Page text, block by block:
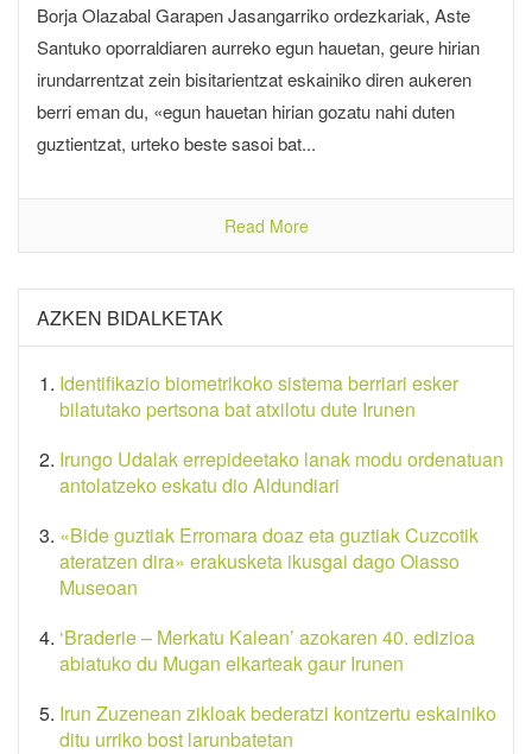
Borja Olazabal Garapen Jasangarriko ordezkariak, Aste
Santuko oporraldiaren aurreko egun hauetan, geure hirian
irundarrentzat zein bisitarientzat eskainiko diren aukeren
berri eman du, «egun hauetan hirian gozatu nahi duten
guztientzat, urteko beste sasoi bat...
Read More
AZKEN BIDALKETAK
Identifikazio biometrikoko sistema berriari esker
bilatutako pertsona bat atxilotu dute Irunen
Irungo Udalak errepideetako lanak modu ordenatuan
antolatzeko eskatu dio Aldundiari
«Bide guztiak Erromara doaz eta guztiak Cuzcotik
ateratzen dira» erakusketa ikusgai dago Oiasso
Museoan
‘Braderie – Merkatu Kalean’ azokaren 40. edizioa
abiatuko du Mugan elkarteak gaur Irunen
Irun Zuzenean zikloak bederatzi kontzertu eskainiko
ditu urriko bost larunbatetan